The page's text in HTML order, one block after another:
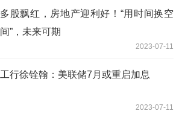
多股飘红，房地产迎利好！“用时间换空
间”，未来可期
2023-07-11
工行徐铨翰：美联储7月或重启加息
2023-07-11